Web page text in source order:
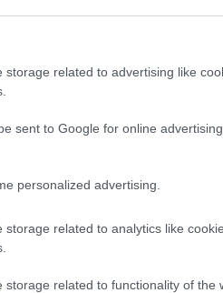
related to advertising like
sent to Google for online advertising
personalized advertising.
related to analytics like
storage related to functionality of the
κάθε βράδυ για
δικαστικού θεσμού
φράκτη. Ορισμένοι
και μπροστά στα σπίτια των
πλέον απτό τρόπο πως, αν
φανταστούν πώς είναι να το